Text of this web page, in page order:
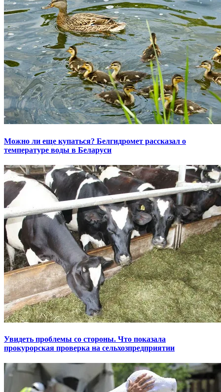
Можно ли еще купаться? Белгидромет рассказал о
температуре воды в Беларуси
Увидеть проблемы со стороны. Что показала
прокурорская проверка на сельхозпредприятии